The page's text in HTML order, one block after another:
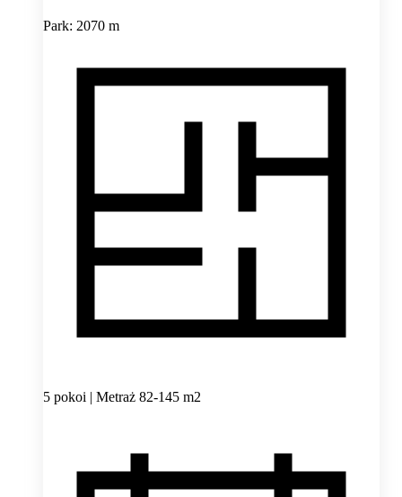
Park: 2070 m
5 pokoi | Metraż 82-145 m2